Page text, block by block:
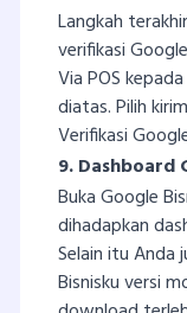
Langkah
verifikasi
Via POS
diatas. Pilih
Verifikasi
9. Dashboard
Buka Google
dihadapkan
Selain itu Anda
Bisnisku versi